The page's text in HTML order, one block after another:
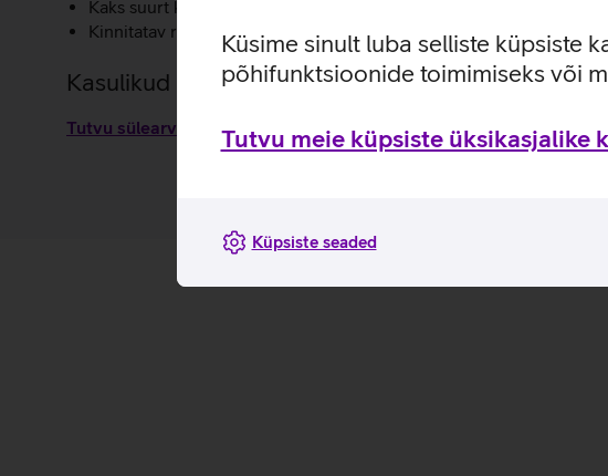
Küsime sinult luba selliste küpsiste
põhifunktsioonide toimimiseks või
Tutvu meie küpsiste üksikasjalike
Küpsiste seaded
Kaks suurt külgmist veepudelitaskut.
Kinnitatav ratastel kohvri külge.
Kasulikud lingid
Tutvu sülearvutikoti Thule Subterra 2 omaduste ja